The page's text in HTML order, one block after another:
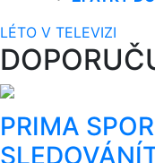
LÉTO V TELEVIZI
PRIMA